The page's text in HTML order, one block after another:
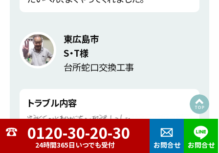
24時間365日いつでも受付 お問合せ お問合せ
東広島市
S・T様
台所蛇口交換工事
トラブル内容
台所下の水もれが有り電話しました。